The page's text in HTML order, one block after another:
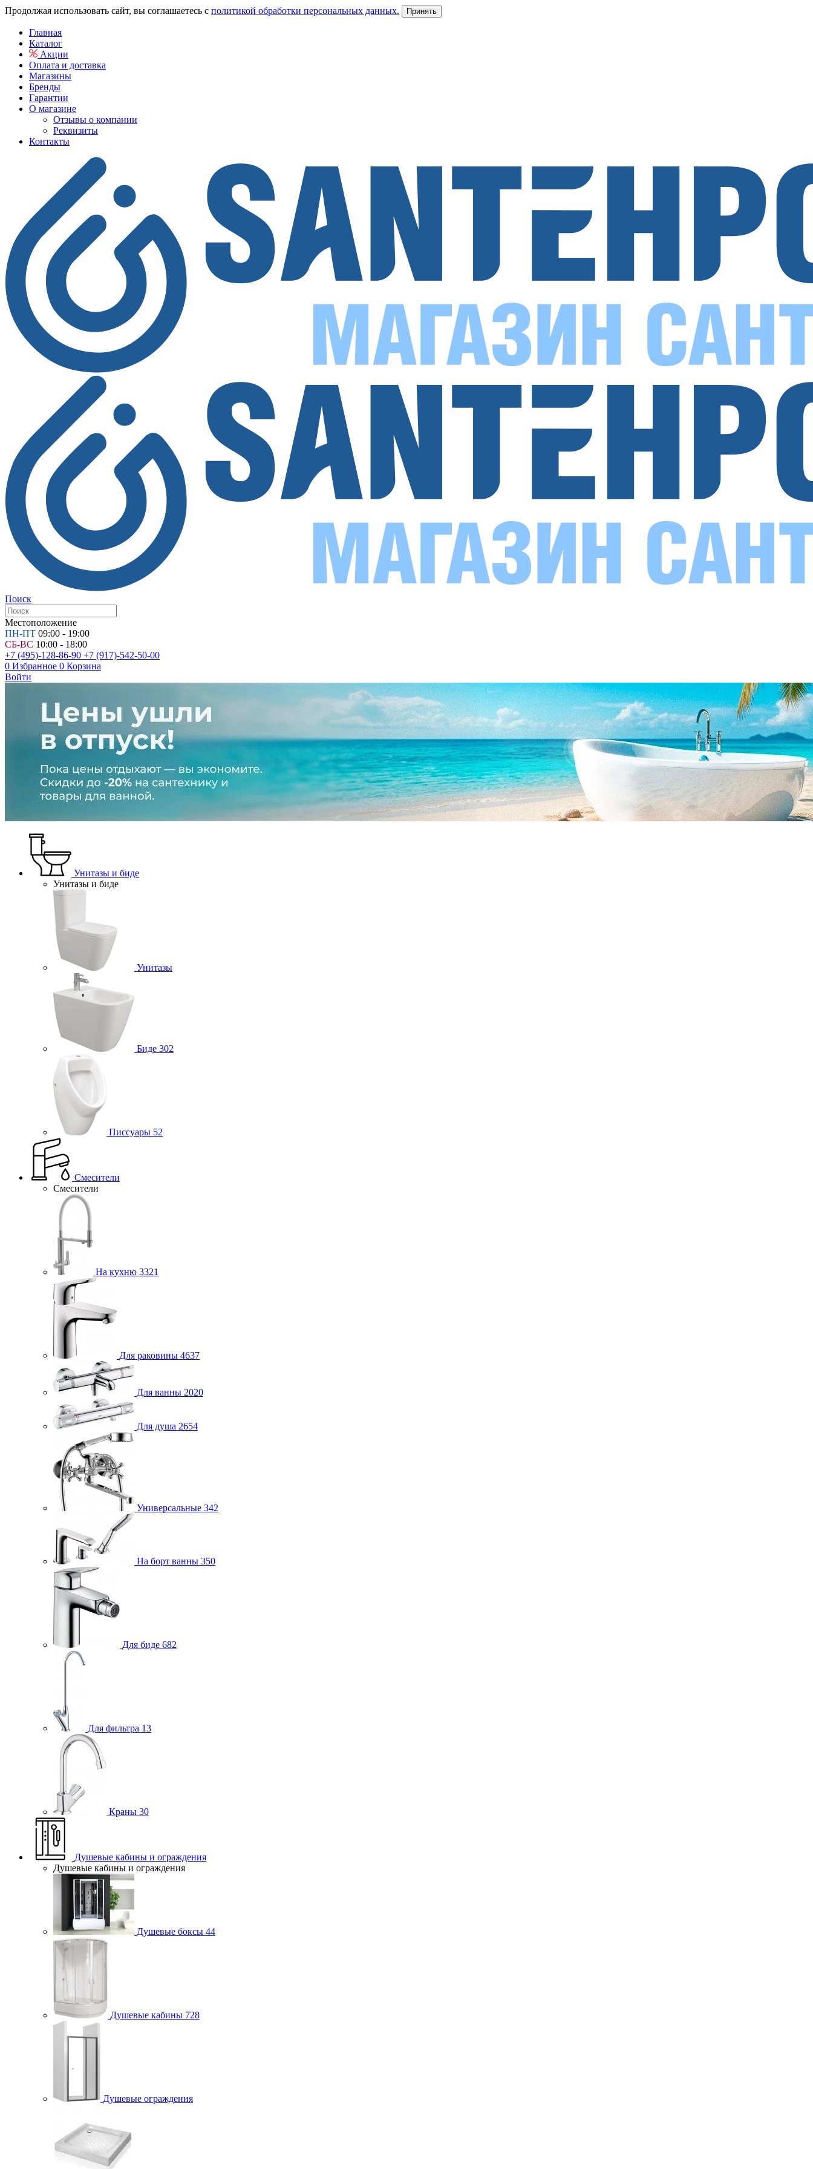
Продолжая использовать сайт, вы соглашаетесь с политикой обработки персональных данных. Принять
Главная
Каталог
Акции
Оплата и доставка
Магазины
Бренды
Гарантии
О магазине
Отзывы о компании
Реквизиты
Контакты
Поиск
Местоположение
ПН-ПТ 09:00 - 19:00
СБ-ВС 10:00 - 18:00
+7 (495)-128-86-90 +7 (917)-542-50-00
0 Избранное 0 Корзина
Войти
Унитазы и биде
Унитазы и биде
Унитазы
Биде 302
Писсуары 52
Смесители
Смесители
На кухню 3321
Для раковины 4637
Для ванны 2020
Для душа 2654
Универсальные 342
На борт ванны 350
Для биде 682
Для фильтра 13
Краны 30
Душевые кабины и ограждения
Душевые кабины и ограждения
Душевые боксы 44
Душевые кабины 728
Душевые ограждения